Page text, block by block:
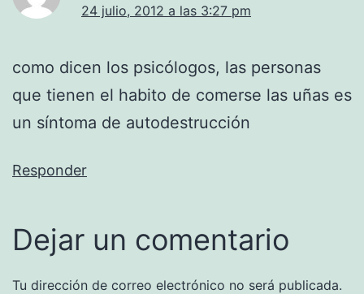
24 julio, 2012 a las 3:27 pm
como dicen los psicólogos, las personas
que tienen el habito de comerse las uñas es
un síntoma de autodestrucción
Responder
Dejar un comentario
Tu dirección de correo electrónico no será publicada.